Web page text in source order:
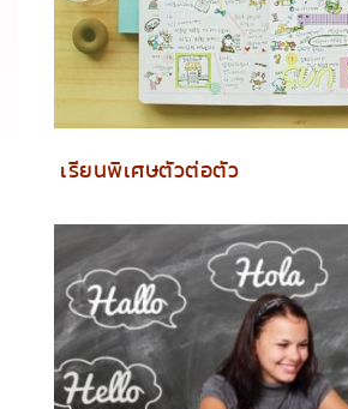
เรียนพิเศษตัวต่อตัว